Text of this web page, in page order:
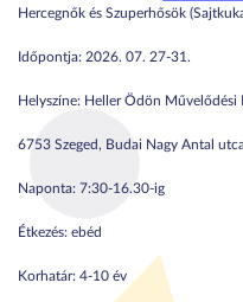
Hercegnők és Szuperhősök
Időpontja: 2026. 07. 27-31.
Helyszíne: Heller Ödön Művelődési
6753 Szeged, Budai Nagy Antal
Naponta: 7:30-16.30-ig
Étkezés: ebéd
Korhatár: 4-10 év